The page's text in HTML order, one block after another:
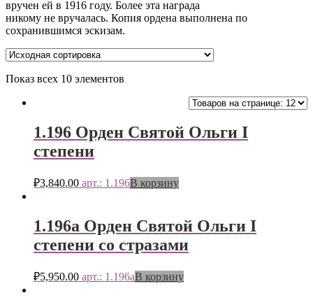
вручен ей в 1916 году. Более эта награда
никому не вручалась. Копия ордена выполнена по
сохранившимся эскизам.
Показ всех 10 элементов
1.196 Орден Святой Ольги I
степени
₽3,840.00 арт.: 1.196В корзину
1.196а Орден Святой Ольги I
степени со стразами
₽5,950.00 арт.: 1.196аВ корзину